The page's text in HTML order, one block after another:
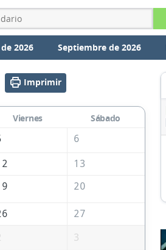
2026 Septiembre de 2026
Imprimir
Viernes
Sábado
6
13
20
27
3